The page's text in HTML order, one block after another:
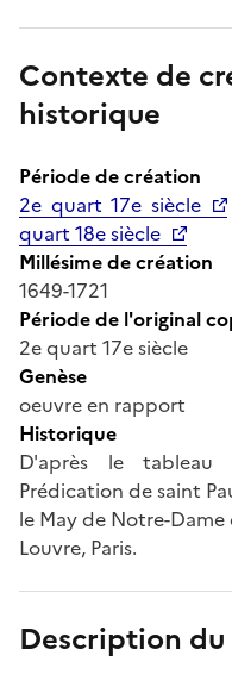
Contexte de
historique
Période de création
2e quart 17e siècle
quart 18e siècle
Millésime de création
1649-1721
Période de l'original
2e quart 17e siècle
Genèse
oeuvre en rapport
Historique
D'après le tableau
Prédication de saint
le May de Notre-Dame
Louvre, Paris.
Description du